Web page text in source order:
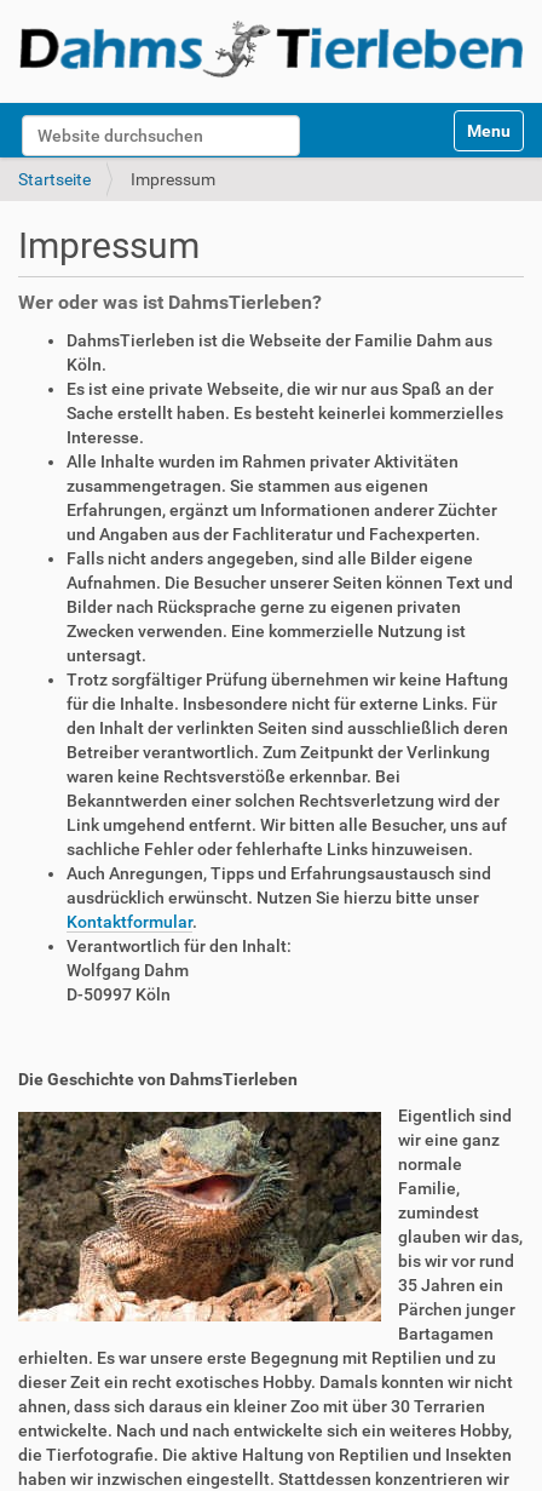
Website durchsuchen
k
Toggle
Startseite Impressum
Impressum
Wer oder was ist DahmsTierleben?
DahmsTierleben ist die Webseite der Familie Dahm aus
Köln.
Es ist eine private Webseite, die wir nur aus Spaß an der
Sache erstellt haben. Es besteht keinerlei kommerzielles
Interesse.
Alle Inhalte wurden im Rahmen privater Aktivitäten
zusammengetragen. Sie stammen aus eigenen
Erfahrungen, ergänzt um Informationen anderer Züchter
und Angaben aus der Fachliteratur und Fachexperten.
Falls nicht anders angegeben, sind alle Bilder eigene
Aufnahmen. Die Besucher unserer Seiten können Text und
Bilder nach Rücksprache gerne zu eigenen privaten
Zwecken verwenden. Eine kommerzielle Nutzung ist
untersagt.
Trotz sorgfältiger Prüfung übernehmen wir keine Haftung
für die Inhalte. Insbesondere nicht für externe Links. Für
den Inhalt der verlinkten Seiten sind ausschließlich deren
Betreiber verantwortlich. Zum Zeitpunkt der Verlinkung
waren keine Rechtsverstöße erkennbar. Bei
Bekanntwerden einer solchen Rechtsverletzung wird der
Link umgehend entfernt. Wir bitten alle Besucher, uns auf
sachliche Fehler oder fehlerhafte Links hinzuweisen.
Auch Anregungen, Tipps und Erfahrungsaustausch sind
ausdrücklich erwünscht. Nutzen Sie hierzu bitte unser
Kontaktformular.
Verantwortlich für den Inhalt:
Wolfgang Dahm
D-50997 Köln
Die Geschichte von DahmsTierleben
Eigentlich sind
wir eine ganz
normale
Familie,
zumindest
glauben wir das,
bis wir vor rund
35 Jahren ein
Pärchen junger
Bartagamen
erhielten. Es war unsere erste Begegnung mit Reptilien und zu
dieser Zeit ein recht exotisches Hobby. Damals konnten wir nicht
ahnen, dass sich daraus ein kleiner Zoo mit über 30 Terrarien
entwickelte. Nach und nach entwickelte sich ein weiteres Hobby,
die Tierfotografie. Die aktive Haltung von Reptilien und Insekten
haben wir inzwischen eingestellt. Stattdessen konzentrieren wir